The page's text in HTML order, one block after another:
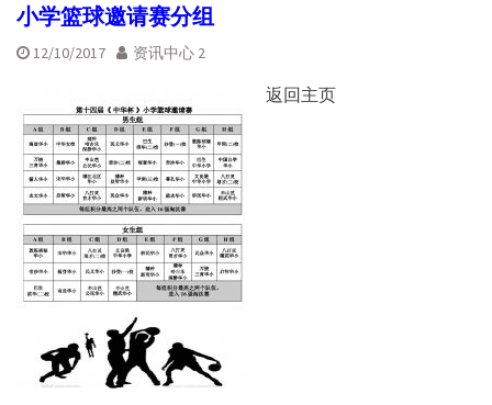
小学篮球邀请赛分组
12/10/2017 资讯中心 2
返回主页